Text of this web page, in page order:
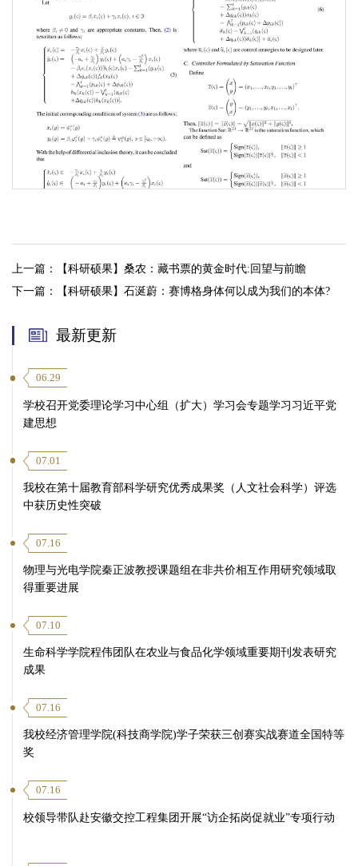
上一篇：
【科研硕果】桑农：藏书票的黄金时代:回望与前瞻
下一篇：
【科研硕果】石涎蔚：赛博格身体何以成为我们的本体?
最新更新
06.29
学校召开党委理论学习中心组（扩大）学习会专题学习习近平党
建思想
07.01
我校在第十届教育部科学研究优秀成果奖（人文社会科学）评选
中获历史性突破
07.16
物理与光电学院秦正波教授课题组在非共价相互作用研究领域取
得重要进展
07.10
生命科学学院程伟团队在农业与食品化学领域重要期刊发表研究
成果
07.16
我校经济管理学院(科技商学院)学子荣获三创赛实战赛道全国特等
奖
07.16
校领导带队赴安徽交控工程集团开展“访企拓岗促就业”专项行动